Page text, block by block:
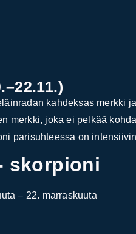
kahdeksas merkki
merkki, joka ei pelkää
parisuhteessa on
skorpioni
– 22. marraskuuta